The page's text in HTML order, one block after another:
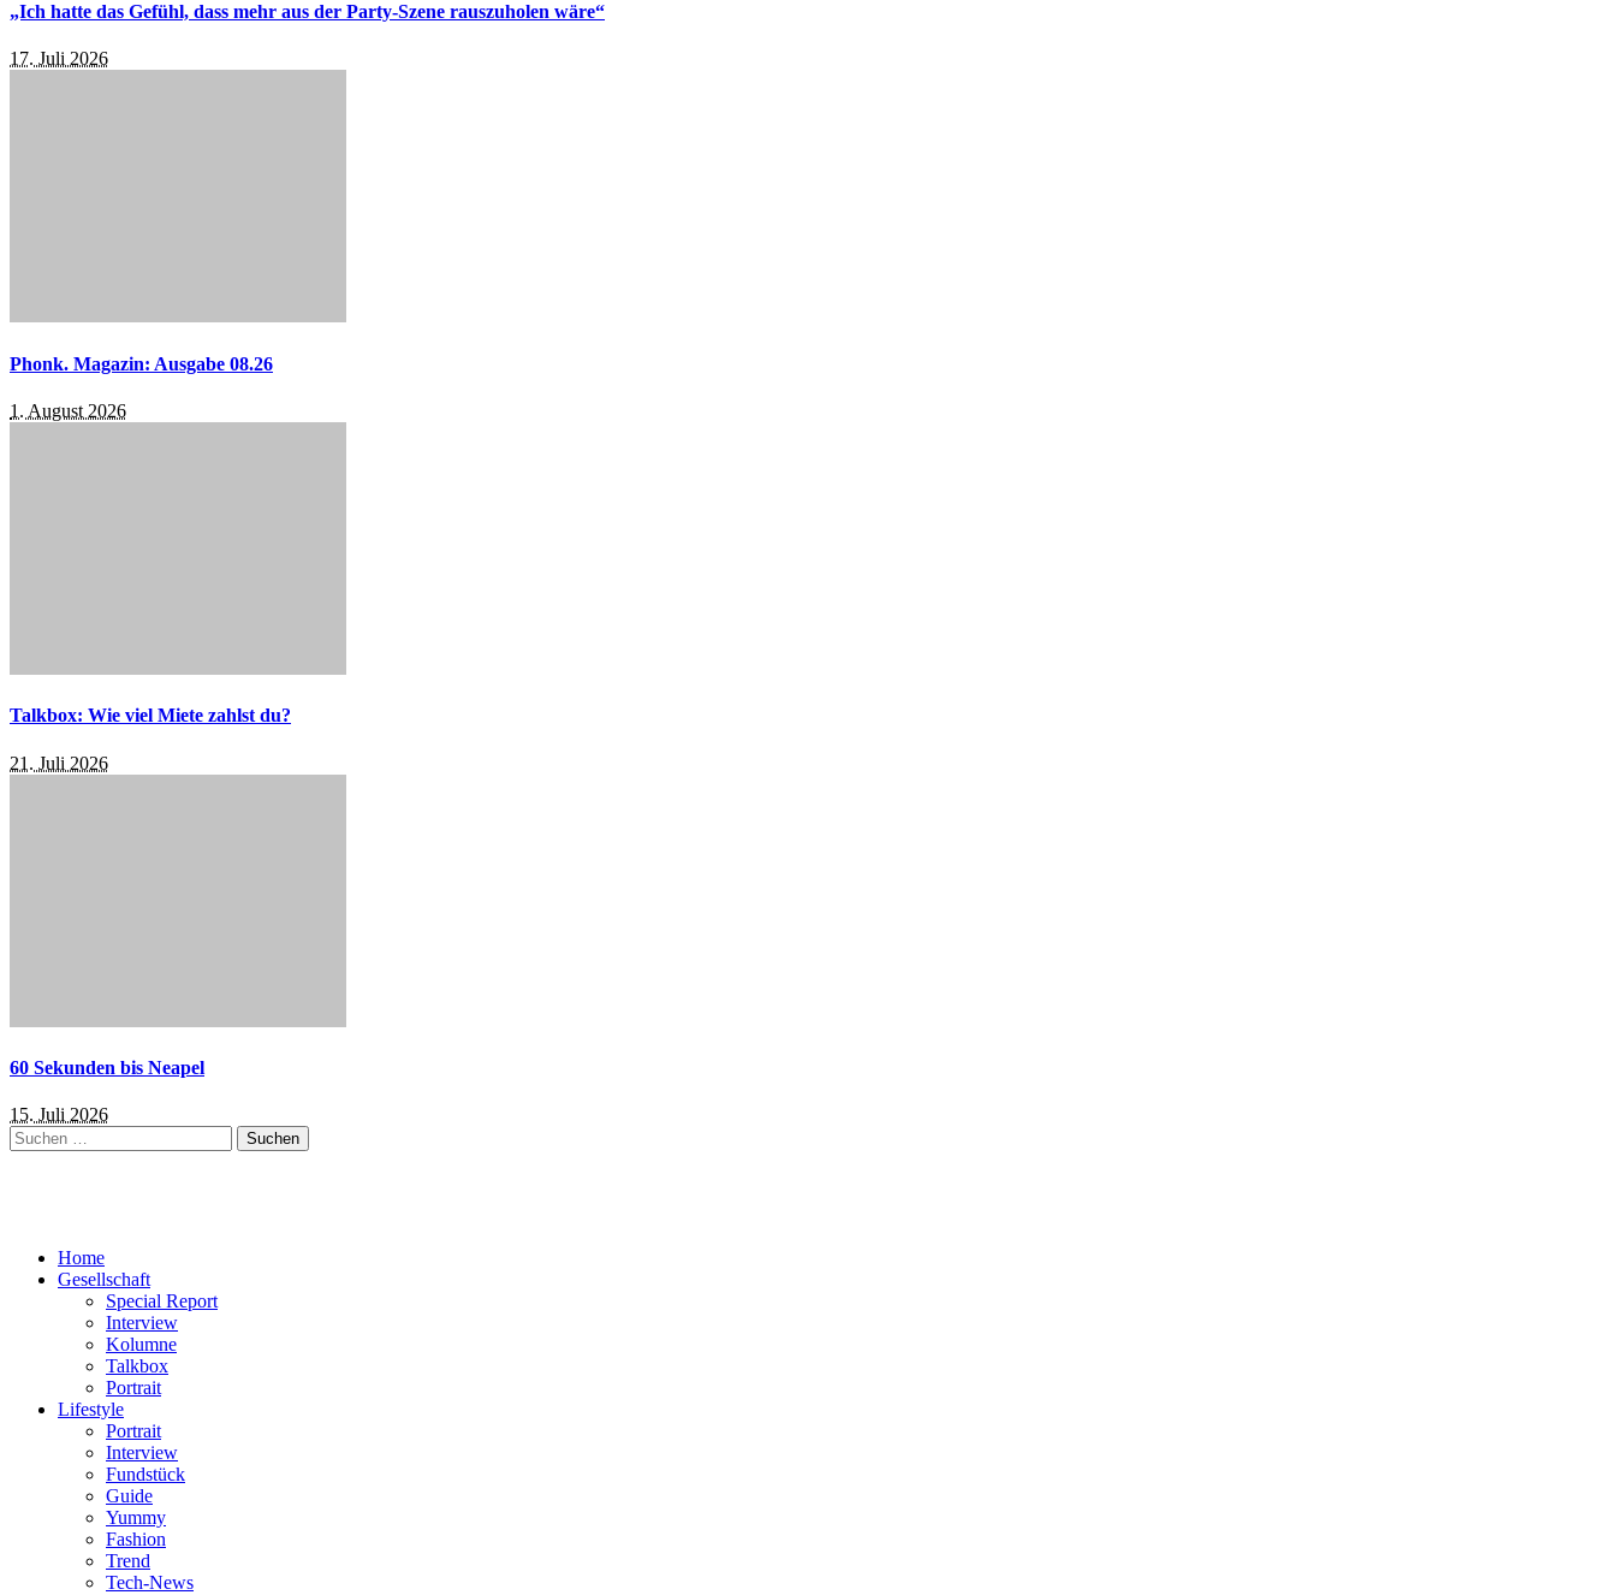
„Ich hatte das Gefühl, dass mehr aus der Party-Szene rauszuholen wäre“
17. Juli 2026
Phonk. Magazin: Ausgabe 08.26
1. August 2026
Talkbox: Wie viel Miete zahlst du?
21. Juli 2026
60 Sekunden bis Neapel
15. Juli 2026
Suchen
nach:
Home
Gesellschaft
Special Report
Interview
Kolumne
Talkbox
Portrait
Lifestyle
Portrait
Interview
Fundstück
Guide
Yummy
Fashion
Trend
Tech-News